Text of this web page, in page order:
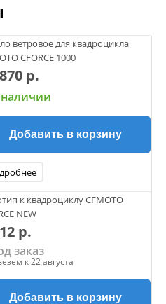
ветровое для квадроцикла
CFORCE 1000
р.
Добавить в корзину
к квадроциклу CFMOTO
NEW
р.
заказ
к 22 августа
Добавить в корзину